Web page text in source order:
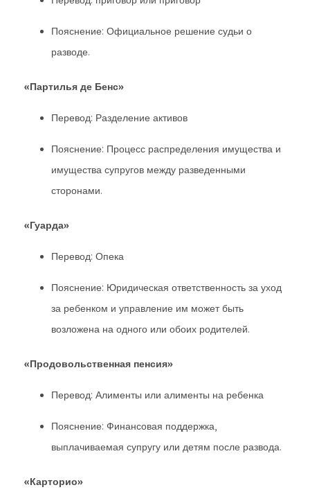
Пояснение: Официальное решение судьи о
разводе.
«Партилья де Бенс»
Перевод: Разделение активов
Пояснение: Процесс распределения имущества и
имущества супругов между разведенными
сторонами.
«Гуарда»
Перевод: Опека
Пояснение: Юридическая ответственность за уход
за ребенком и управление им может быть
возложена на одного или обоих родителей.
«Продовольственная пенсия»
Перевод: Алименты или алименты на ребенка
Пояснение: Финансовая поддержка,
выплачиваемая супругу или детям после развода.
«Карторио»